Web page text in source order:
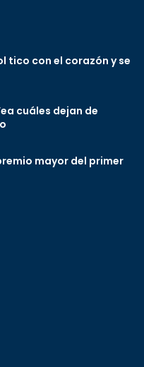
tico con el corazón y se
cuáles dejan de
mayor del primer